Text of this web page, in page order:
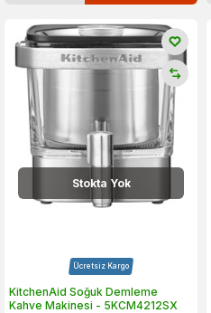
Stokta Yok
Ücretsiz Kargo
KitchenAid Soğuk Demleme
Kahve Makinesi - 5KCM4212SX